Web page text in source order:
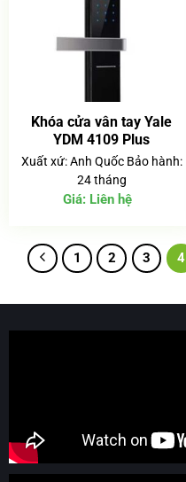
Khóa cửa vân tay Yale
YDM 4109 Plus
Xuất xứ: Anh Quốc Bảo hành:
24 tháng
Giá: Liên hệ
1 2 3 4